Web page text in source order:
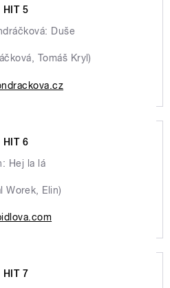
HIT 5
Duše
Tomáš Kryl)
HIT 6
Hej la lá
Worek, Elin)
HIT 7